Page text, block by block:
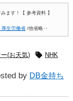
ます！ 【 参考資料 】
厚生労働省/他省略‥
(お天気)  NHK
by DB金持ち